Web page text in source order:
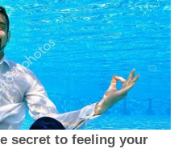
secret to feeling your